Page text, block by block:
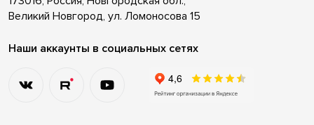
Великий Новгород, ул. Ломоносова 15
Наши аккаунты в социальных сетях